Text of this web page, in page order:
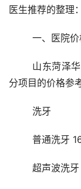
医生推荐的整理：
一、医院
分项目的价格参考
	洗牙
普通洗牙
超声波洗